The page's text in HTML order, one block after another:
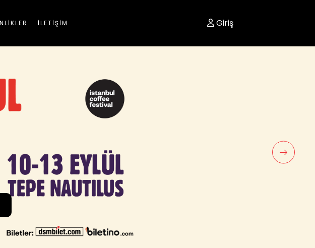
İLETİŞİM Giriş